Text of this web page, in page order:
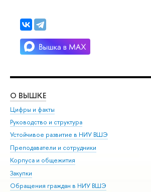
О ВЫШКЕ
Цифры и факты
Руководство и структура
Устойчивое развитие в НИУ ВШЭ
Преподаватели и сотрудники
Корпуса и общежития
Закупки
Обращения граждан в НИУ ВШЭ